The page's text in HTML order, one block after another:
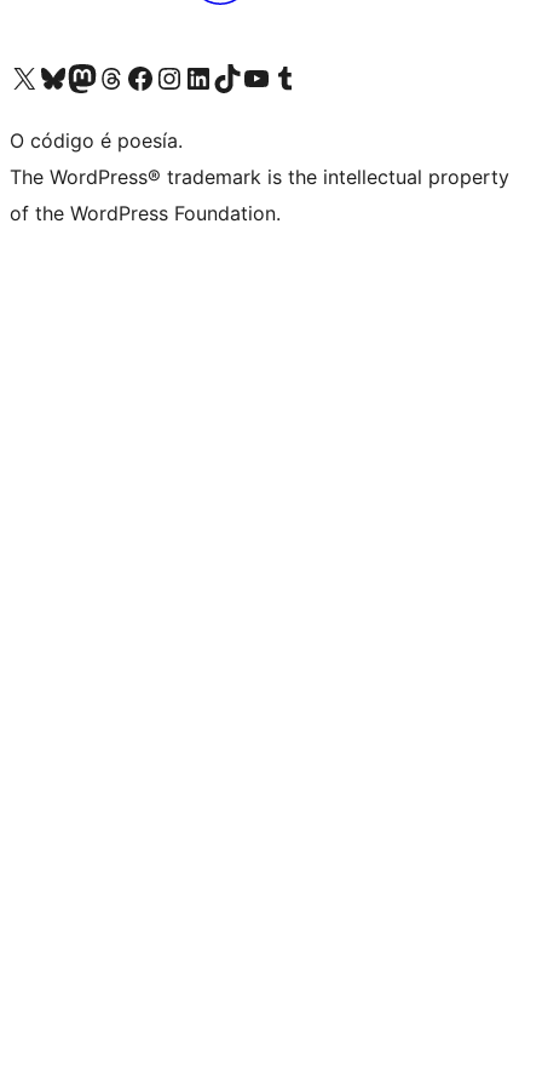
Visita la cuenta de X (anteriormente Twitter)
Visita a nosa conta de Bluesky
Visita a nosa conta de Mastodon
Visita a nosa conta de Threads
Visita a nosa páxina de Facebook
Visita a nosa conta de Instagram
Visita a nosa conta de LinkedIn
Visita a nosa conta de TikTok
Visita a nosa canle de YouTube
Visita a nosa conta de Tumblr
O código é poesía.
The WordPress® trademark is the intellectual property
of the WordPress Foundation.